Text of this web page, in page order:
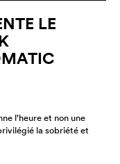
LE
l’heure et non une
la sobriété et